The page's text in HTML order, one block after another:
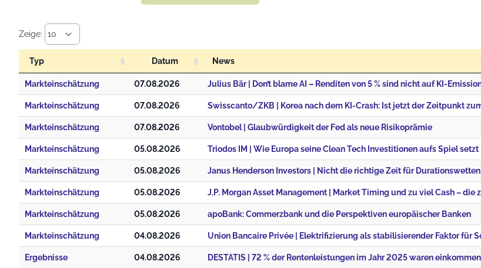
Zeige:
Typ Datum News
Markteinschätzung 07.08.2026
Markteinschätzung 07.08.2026
Markteinschätzung 07.08.2026 Vontobel | Glaubwürdigkeit der Fed als neue Risikoprämie
Markteinschätzung 05.08.2026 Triodos IM | Wie Europa seine Clean Tech Investitionen aufs Spiel setzt
Markteinschätzung 05.08.2026 Janus Henderson Investors | Nicht die richtige Zeit für Durationswetten
Markteinschätzung 05.08.2026
Markteinschätzung 05.08.2026 apoBank: Commerzbank und die Perspektiven europäischer Banken
Markteinschätzung 04.08.2026
Ergebnisse 04.08.2026